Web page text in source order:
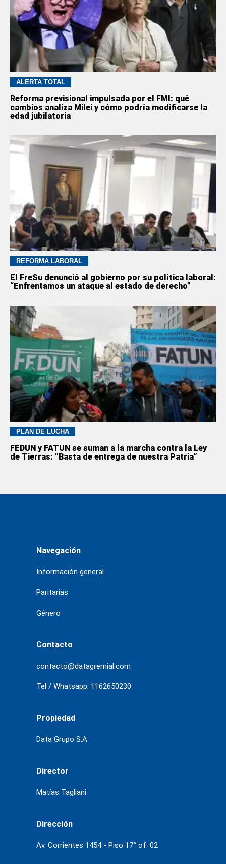
ALERTA TOTAL
Reforma previsional impulsada por el FMI: qué
cambios analiza Milei y cómo podría modificarse la
edad jubilatoria
REFORMA LABORAL
El FreSu denunció al gobierno por su política laboral:
“Enfrentamos un ataque al estado de derecho”
PLAN DE LUCHA
FEDUN y FATUN se suman a la marcha contra la Ley
de Tierras: “Basta de entrega de nuestra Patria”
Navegación
Información general
Paritarias
Género
Contacto
contacto@datagremial.com
Tel / Whatsapp: 1162650230
Propiedad
Data Grupo S.A.
Director
Matías Tagliani
Dirección
Av. Corrientes 1454 - Piso 17° of. 02